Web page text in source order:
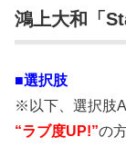
鴻上大和「
■選択肢
※以下、選択肢A
“ラブ度UP!”の